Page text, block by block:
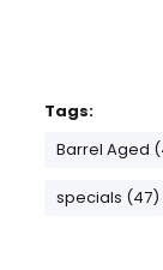
Tags:
Barrel Aged
specials (47)